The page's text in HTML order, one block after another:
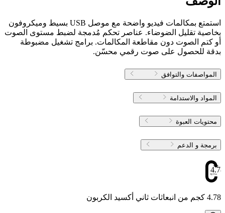
استمتع بمكالمات فيديو واضحة مع موصل USB بسيط وميكروفون
بخاصية تقليل الضوضاء. عناصر تحكم مُدمجة لضبط مستوى الصوت
أو كتم الصوت دون مقاطعة المكالمات. برامج تشغيل مضبوطة
بدقة للحصول على صوت رقمي محسّن.
المواصفات والتوافق
المواد والاستدامة
محتويات العبوة
برمجة و الدعم
4.78
4.78 كجم من انبعاثات ثاني أكسيد الكربون